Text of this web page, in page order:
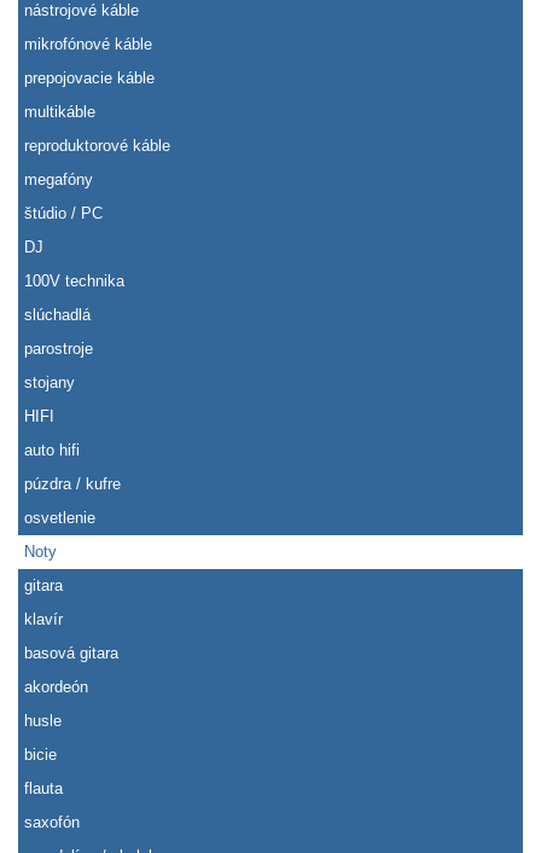
nástrojové káble
mikrofónové káble
prepojovacie káble
multikáble
reproduktorové káble
megafóny
štúdio / PC
DJ
100V technika
slúchadlá
parostroje
stojany
HIFI
auto hifi
púzdra / kufre
osvetlenie
Noty
gitara
klavír
basová gitara
akordeón
husle
bicie
flauta
saxofón